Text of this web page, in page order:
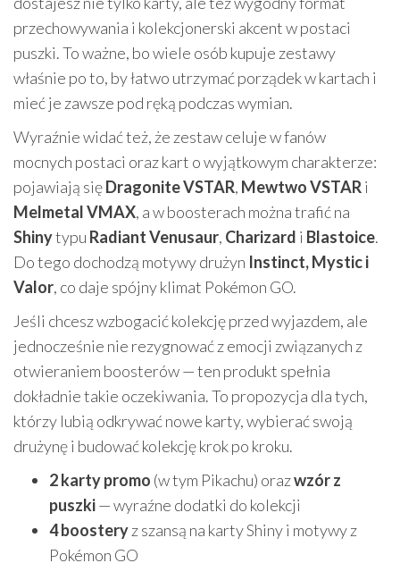
przechowywania i kolekcjonerski akcent w postaci
puszki. To ważne, bo wiele osób kupuje zestawy
właśnie po to, by łatwo utrzymać porządek w kartach i
mieć je zawsze pod ręką podczas wymian.
Wyraźnie widać też, że zestaw celuje w fanów
mocnych postaci oraz kart o wyjątkowym charakterze:
pojawiają sięDragonite VSTAR, Mewtwo VSTARi
Melmetal VMAX, a w boosterach można trafić na
Shinytypu Radiant Venusaur, Charizard i Blastoice.
Do tego dochodzą motywy drużyn Instinct, Mystic i
Valor, co daje spójny klimat Pokémon GO.
Jeśli chcesz wzbogacić kolekcję przed wyjazdem, ale
jednocześnie nie rezygnować z emocji związanych z
otwieraniem boosterów — ten produkt spełnia
dokładnie takie oczekiwania. To propozycja dla tych,
którzy lubią odkrywać nowe karty, wybierać swoją
drużynę i budować kolekcję krok po kroku.
2 karty promo (w tym Pikachu) orazwzór z
puszki— wyraźne dodatki do kolekcji
4 boosteryz szansą na karty Shiny i motywy z
Pokémon GO